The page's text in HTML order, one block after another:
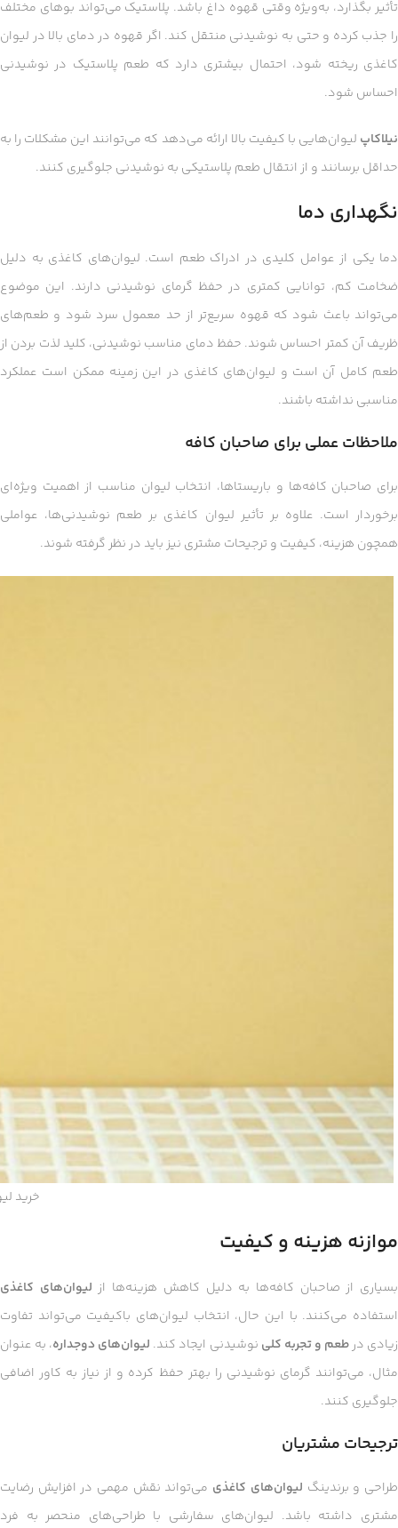
تأثیر بگذارد، به‌ویژه وقتی قهوه داغ باشد. پلاستیک می‌تواند بوهای مختلف
را جذب کرده و حتی به نوشیدنی منتقل کند. اگر قهوه در دمای بالا در لیوان
کاغذی ریخته شود، احتمال بیشتری دارد که طعم پلاستیک در نوشیدنی
احساس شود.
نیلاکاپ لیوان‌هایی با کیفیت بالا ارائه می‌دهد که می‌توانند این مشکلات را به
حداقل برسانند و از انتقال طعم پلاستیکی به نوشیدنی جلوگیری کنند.
نگهداری دما
دما یکی از عوامل کلیدی در ادراک طعم است. لیوان‌های کاغذی به دلیل
ضخامت کم، توانایی کمتری در حفظ گرمای نوشیدنی دارند. این موضوع
می‌تواند باعث شود که قهوه سریع‌تر از حد معمول سرد شود و طعم‌های
ظریف آن کمتر احساس شوند. حفظ دمای مناسب نوشیدنی، کلید لذت بردن از
طعم کامل آن است و لیوان‌های کاغذی در این زمینه ممکن است عملکرد
مناسبی نداشته باشند.
ملاحظات عملی برای صاحبان کافه
برای صاحبان کافه‌ها و باریستاها، انتخاب لیوان مناسب از اهمیت ویژه‌ای
برخوردار است. علاوه بر تأثیر لیوان کاغذی بر طعم نوشیدنی‌ها، عواملی
همچون هزینه، کیفیت و ترجیحات مشتری نیز باید در نظر گرفته شوند.
خرید
موازنه هزینه و کیفیت
بسیاری از صاحبان کافه‌ها به دلیل کاهش هزینه‌ها از لیوان‌های کاغذی
استفاده می‌کنند. با این حال، انتخاب لیوان‌های باکیفیت می‌تواند تفاوت
زیادی درطعم و تجربه کلی نوشیدنی ایجاد کند. لیوان‌های دوجداره، به عنوان
مثال، می‌توانند گرمای نوشیدنی را بهتر حفظ کرده و از نیاز به کاور اضافی
جلوگیری کنند.
ترجیحات مشتریان
طراحی و برندینگ لیوان‌های کاغذی می‌تواند نقش مهمی در افزایش رضایت
مشتری داشته باشد. لیوان‌های سفارشی با طراحی‌های منحصر به فرد